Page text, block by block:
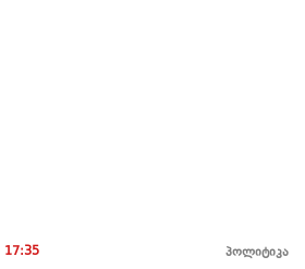
17:35 პოლიტიკა